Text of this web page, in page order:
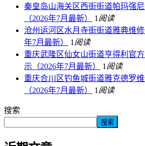
秦皇岛山海关区西街街道帕玛强
（2026年7月最新）
1 阅读
沧州运河区水月寺街街道雅典维
年7月最新）
1 阅读
重庆武隆区仙女山街道亨得利官
示（2026年7月最新）
1 阅读
重庆合川区钓鱼城街道雅克德罗
（2026年7月最新）
1 阅读
搜索
搜索